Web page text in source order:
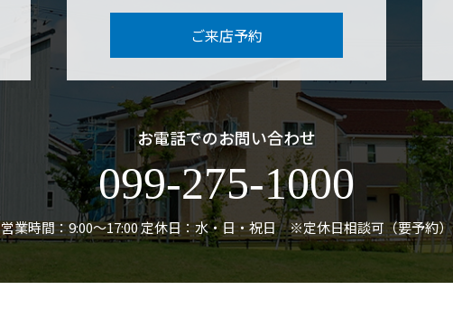
ご来店予約
お電話でのお問い合わせ
099-275-1000
営業時間：9:00〜17:00定休日：水・日・祝日 ※定休日相談可（要予約）